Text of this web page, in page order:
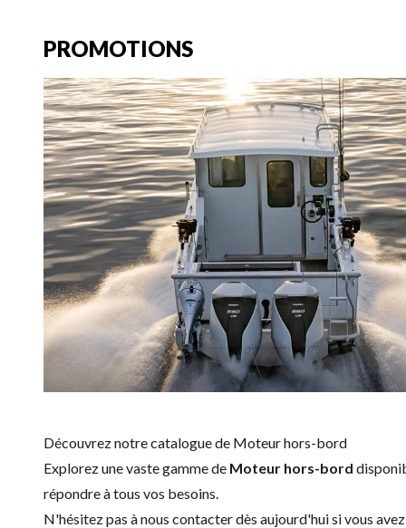
PROMOTIONS
Découvrez notre catalogue de Moteur hors-bord
Explorez une vaste gamme de Moteur hors-bord
répondre à tous vos besoins.
N'hésitez pas ànous contacterdès aujourd'hui si vous